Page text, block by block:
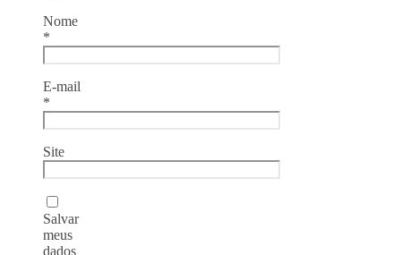
Nome
*
E-mail
*
Site
Salvar
meus
dados